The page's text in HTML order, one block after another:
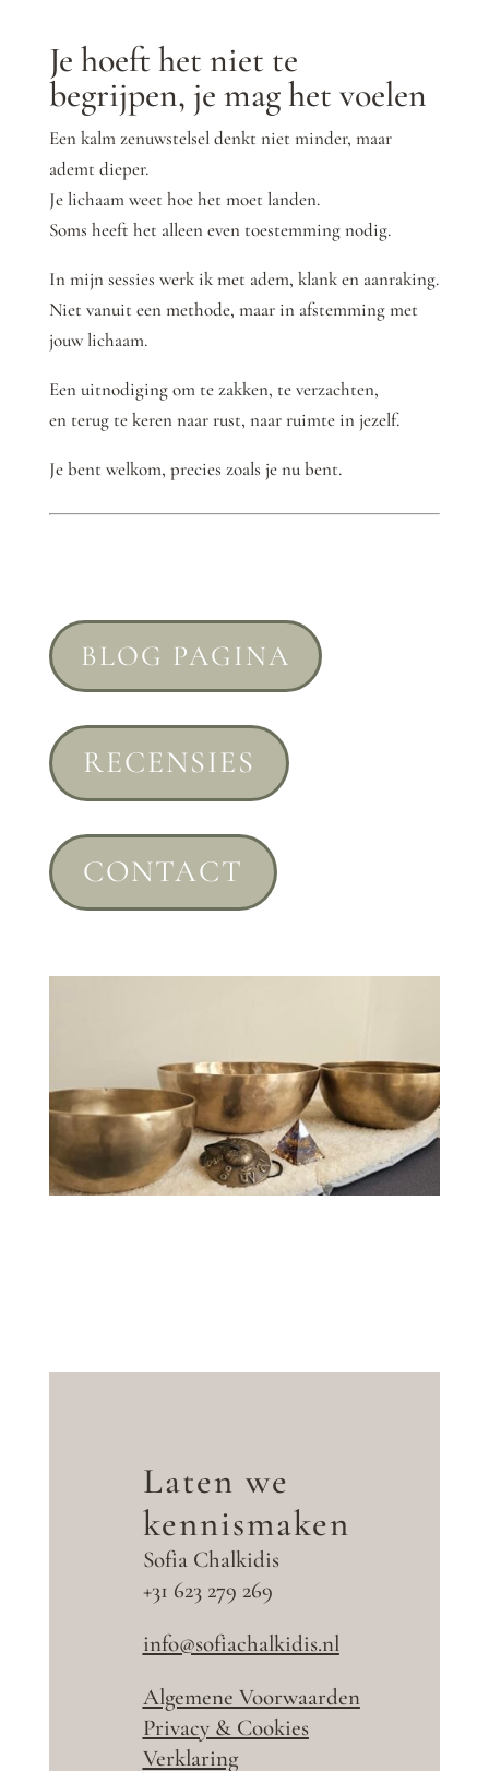
Je hoeft het niet te
begrijpen, je mag het voelen
Een kalm zenuwstelsel denkt niet minder, maar
ademt dieper.
Je lichaam weet hoe het moet landen.
Soms heeft het alleen even toestemming nodig.
In mijn sessies werk ik met adem, klank en aanraking.
Niet vanuit een methode, maar in afstemming met
jouw lichaam.
Een uitnodiging om te zakken, te verzachten,
en terug te keren naar rust, naar ruimte in jezelf.
Je bent welkom, precies zoals je nu bent.
BLOG PAGINA
RECENSIES
CONTACT
Laten we
kennismaken
Sofia Chalkidis
+31 623 279 269
info@sofiachalkidis.nl
Algemene Voorwaarden
Privacy & Cookies
Verklaring